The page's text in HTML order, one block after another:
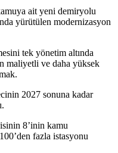
ait yeni demiryolu
yürütülen modernizasyon
tek yönetim altında
maliyetli ve daha yüksek
2027 sonuna kadar
8’inin kamu
fazla istasyonu